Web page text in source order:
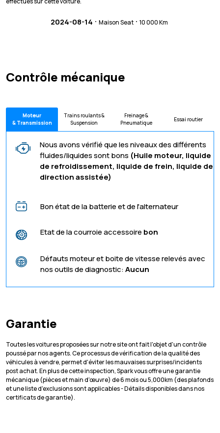
2024-08-14 · Maison Seat · 10 000 Km
Contrôle mécanique
Moteur
& Transmission
Trains roulants &
Suspension
Freinage &
Pneumatique
Essai routier
Nous avons vérifié que les niveaux des différents
fluides/liquides sont bons (Huile moteur, liquide
de refroidissement, liquide de frein, liquide de
direction assistée)
Bon état de la batterie et de l'alternateur
Etat de la courroie accessoire bon
Défauts moteur et boite de vitesse relevés avec
nos outils de diagnostic:Aucun
Garantie
Toutes les voitures proposées sur notre site ont fait l'objet d'un contrôle
poussé par nos agents. Ce processus de vérification de la qualité des
véhicules à vendre, permet d'éviter les mauvaises surprises/incidents
post achat. En plus de cette inspection, Spark vous offre une garantie
mécanique (pièces et main d'œuvre) de 6 mois ou 5,000km (des plafonds
et une liste d'exclusions sont applicables - Détails disponibles dans nos
certificats de garantie).